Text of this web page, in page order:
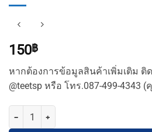
150฿
หากต้องการข้อมูลสินค้าเพิ่มเติม ติ
@teetsp หรือ โทร.087-499-4343
จำนวน โคมไฟส่องภาพกระบอก 2 × 40